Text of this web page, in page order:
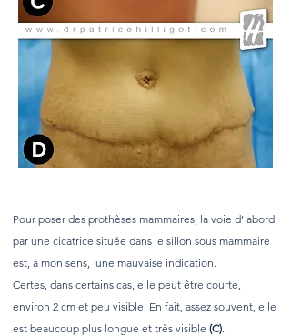
Pour poser des prothèses mammaires, la voie d’ abord
par une cicatrice située dans le sillon sous mammaire
est, à mon sens, une mauvaise indication.
Certes, dans certains cas, elle peut être courte,
environ 2 cm et peu visible. En fait, assez souvent, elle
est beaucoup plus longue et très visible (C).